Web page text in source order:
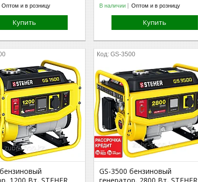
Оптом и в розницу
Купить
В наличии Оптом и в розницу
Купить
GS-3500
GS-3500 бензиновый